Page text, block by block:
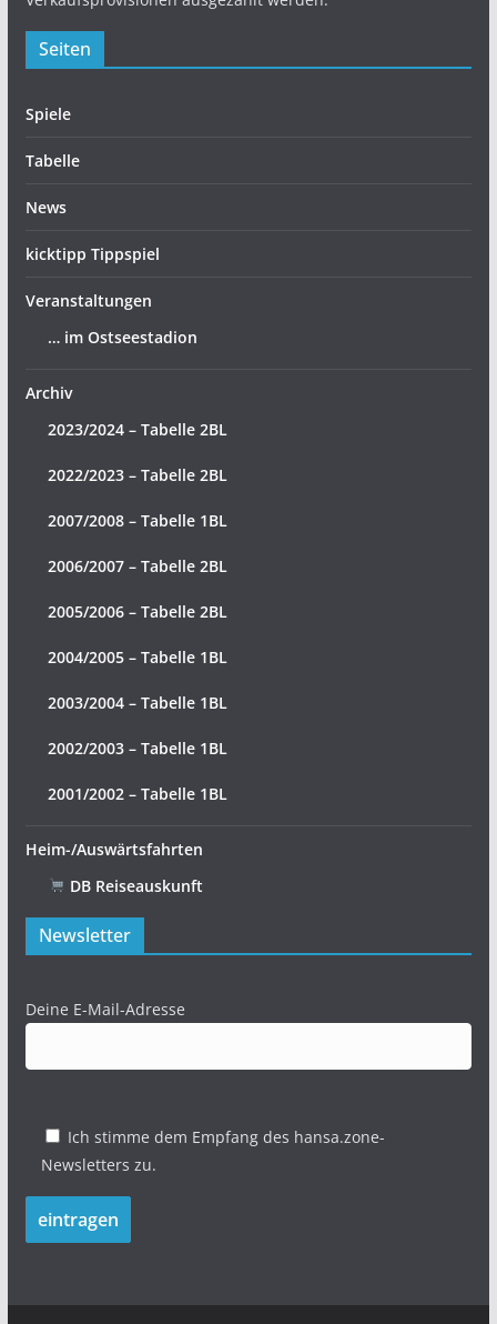
Seiten
Spiele
Tabelle
News
kicktipp Tippspiel
Veranstaltungen
… im Ostseestadion
Archiv
2023/2024 – Tabelle 2BL
2022/2023 – Tabelle 2BL
2007/2008 – Tabelle 1BL
2006/2007 – Tabelle 2BL
2005/2006 – Tabelle 2BL
2004/2005 – Tabelle 1BL
2003/2004 – Tabelle 1BL
2002/2003 – Tabelle 1BL
2001/2002 – Tabelle 1BL
Heim-/Auswärtsfahrten
DB Reiseauskunft
Newsletter
Deine E-Mail-Adresse
Ich stimme dem Empfang des hansa.zone-
Newsletters zu.